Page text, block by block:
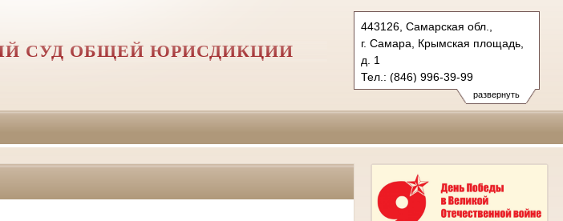
развернуть
443126, Самарская обл.,
г. Самара, Крымская площадь,
д. 1
Тел.: (846) 996-39-99
6kas@sudrf.ru
схема проезда
СУД ОБЩЕЙ ЮРИСДИКЦИИ